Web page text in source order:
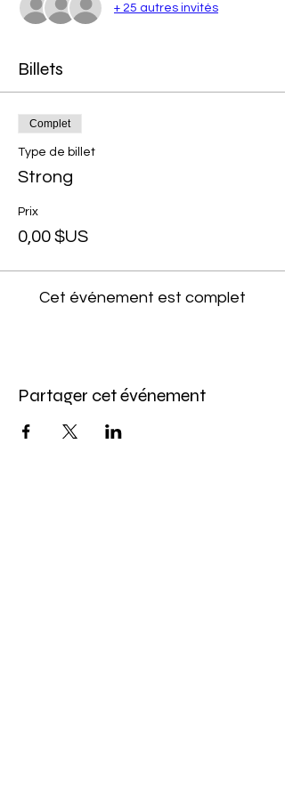
+ 25 autres invités
Billets
Complet
Type de billet
Strong
Prix
0,00 $US
Cet événement est complet
Partager cet événement